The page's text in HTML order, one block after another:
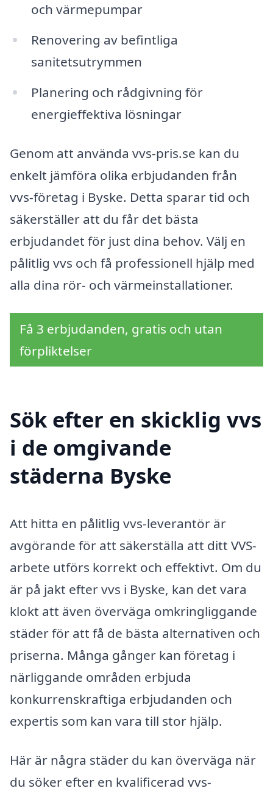
och värmepumpar
Renovering av befintliga
sanitetsutrymmen
Planering och rådgivning för
energieffektiva lösningar
Genom att använda vvs-pris.se kan du
enkelt jämföra olika erbjudanden från
vvs-företag i Byske. Detta sparar tid och
säkerställer att du får det bästa
erbjudandet för just dina behov. Välj en
pålitlig vvs och få professionell hjälp med
alla dina rör- och värmeinstallationer.
Få 3 erbjudanden, gratis och utan
förpliktelser
Sök efter en skicklig vvs
i de omgivande
städerna Byske
Att hitta en pålitlig vvs-leverantör är
avgörande för att säkerställa att ditt VVS-
arbete utförs korrekt och effektivt. Om du
är på jakt efter vvs i Byske, kan det vara
klokt att även överväga omkringliggande
städer för att få de bästa alternativen och
priserna. Många gånger kan företag i
närliggande områden erbjuda
konkurrenskraftiga erbjudanden och
expertis som kan vara till stor hjälp.
Här är några städer du kan överväga när
du söker efter en kvalificerad vvs-